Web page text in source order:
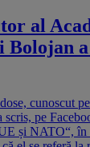
al
Bolojan
cunoscut
scris, pe
și NATO“, în